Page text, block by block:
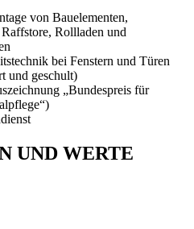
von Bauelementen,
Rollladen und
bei Fenstern und Türen
und geschult)
„Bundespreis für
UND WERTE